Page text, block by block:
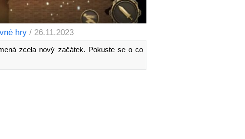
hry / 26.11.2023
zcela nový začátek. Pokuste se o co